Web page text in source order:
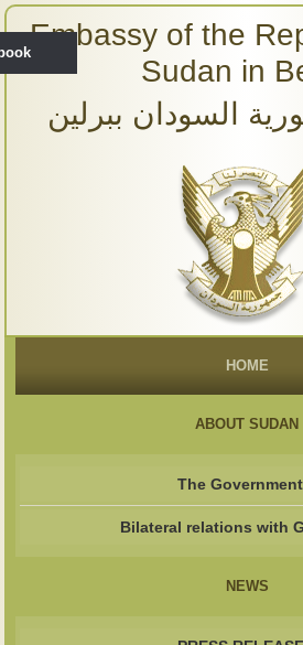
Embassy of the
Sudan in
السودان ببرلين
HOME
ABOUT SUDAN
The Government
Bilateral relations with
NEWS